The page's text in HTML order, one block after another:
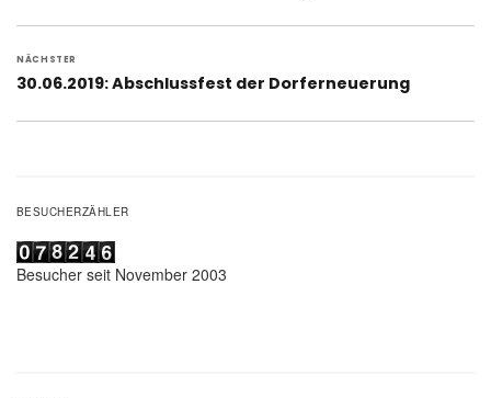
NÄCHSTER
Nächster
30.06.2019: Abschlussfest der Dorferneuerung
BESUCHERZÄHLER
Besucher seit November 2003